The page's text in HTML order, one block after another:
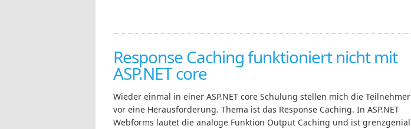
Response Caching funktioniert nicht mit
ASP.NET core
Wieder einmal in einer ASP.NET core Schulung stellen mich die Teilnehmer
vor eine Herausforderung. Thema ist das Response Caching. In ASP.NET
Webforms lautet die analoge Funktion Output Caching und ist grenzgenial